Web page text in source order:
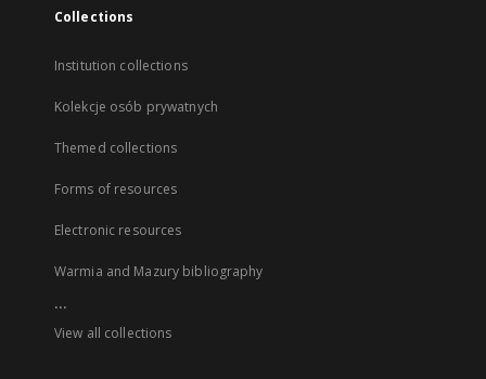
Collections
Institution collections
Kolekcje osób prywatnych
Themed collections
Forms of resources
Electronic resources
Warmia and Mazury bibliography
...
View all collections